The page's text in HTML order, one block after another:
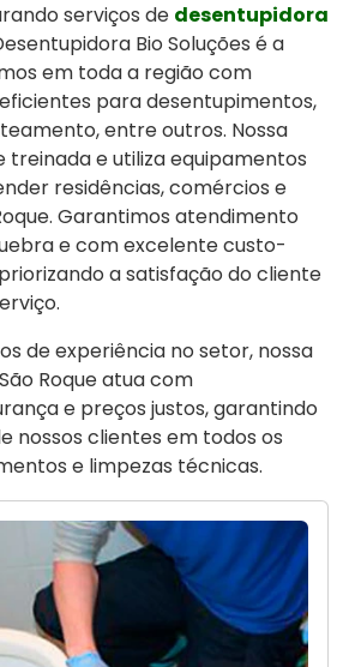
serviços de desentupidora
Bio Soluções é a
em toda a região com
para desentupimentos,
entre outros. Nossa
e utiliza equipamentos
residências, comércios e
Garantimos atendimento
e com excelente custo-
a satisfação do cliente
de experiência no setor, nossa
Roque atua com
e preços justos, garantindo
nossos clientes em todos os
e limpezas técnicas.